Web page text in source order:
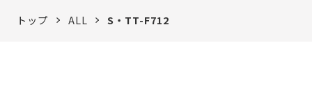
トップ ALL S・TT-F712